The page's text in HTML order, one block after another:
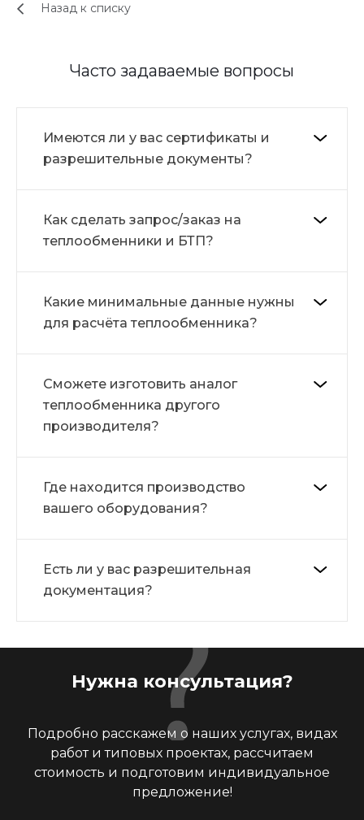
Назад к списку
Часто задаваемые вопросы
Имеются ли у вас сертификаты и
разрешительные документы?
Как сделать запрос/заказ на
теплообменники и БТП?
Какие минимальные данные нужны
для расчёта теплообменника?
Сможете изготовить аналог
теплообменника другого
производителя?
Где находится производство
вашего оборудования?
Есть ли у вас разрешительная
документация?
Нужна консультация?
Подробно расскажем о наших услугах, видах
работ и типовых проектах, рассчитаем
стоимость и подготовим индивидуальное
предложение!